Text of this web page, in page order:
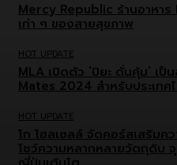
Mercy Republic ร้านอาหา
เก่า ๆ ของสายสุขภาพ
HOT UPDATE
MLA เปิดตัว ‘ปิยะ ดั่นคุ้ม’ เ
Mates 2024 สำหรับประเทศ
HOT UPDATE
โก โฮลเซลล์ จัดคอร์สเสริมค
โชว์ความหลากหลายวัตถุดิบ